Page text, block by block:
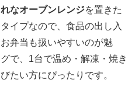
なオーブンレンジを置きた
イプなので、食品の出し入
弁当も扱いやすいのが魅
で、1台で温め・解凍・焼き
たい方にぴったりです。